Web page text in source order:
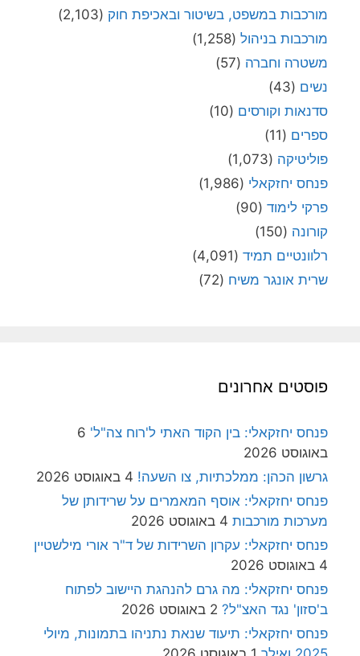
מורכבות במשפט, בשיטור ובאכיפת חוק (2,103)
מורכבות בניהול (1,258)
משטרה וחברה (57)
נשים (43)
סדנאות וקורסים (10)
ספרים (11)
פוליטיקה (1,073)
פנחס יחזקאלי (1,986)
פרקי לימוד (90)
קורונה (150)
רלוונטיים תמיד (4,091)
שרית אונגר משיח (72)
פוסטים אחרונים
פנחס יחזקאלי: בין הקוד האתי ל'רוח צה"ל' 6
באוגוסט 2026
גרשון הכהן: ממלכתיות, צו השעה! 4 באוגוסט 2026
פנחס יחזקאלי: אוסף המאמרים על שרידותן של
מערכות מורכבות 4 באוגוסט 2026
פנחס יחזקאלי: עקרון השרידות של ד"ר אורי מילשטיין
4 באוגוסט 2026
פנחס יחזקאלי: מה גרם להנהגת היישוב לפתוח
ב'סזון' נגד האצ"ל? 2 באוגוסט 2026
פנחס יחזקאלי: תיעוד שנאת נתניהו בתמונות, מיולי